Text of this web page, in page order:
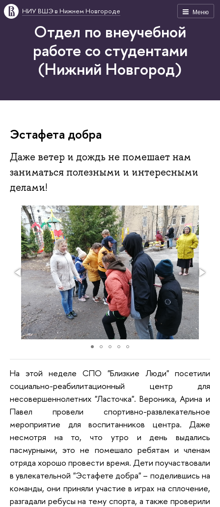
Меню
НИУ ВШЭ в Нижнем Новгороде
Отдел по внеучебной
работе со студентами
(Нижний Новгород)
Эстафета добра
Даже ветер и дождь не помешает нам
заниматься полезными и интересными
делами!
На этой неделе СПО "Близкие Люди" посетили
социально-реабилитационный центр для
несовершеннолетних "Ласточка". Вероника, Арина и
Павел провели спортивно-развлекательное
мероприятие для воспитанников центра. Даже
несмотря на то, что утро и день выдались
пасмурными, это не помешало ребятам и членам
отряда хорошо провести время. Дети поучаствовали
в увлекательной "Эстафете добра" – поделившись на
команды, они приняли участие в играх на сплочение,
разгадали ребусы на тему спорта, а также проверили